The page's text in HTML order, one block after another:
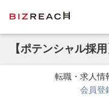
転職・求人情
会員登